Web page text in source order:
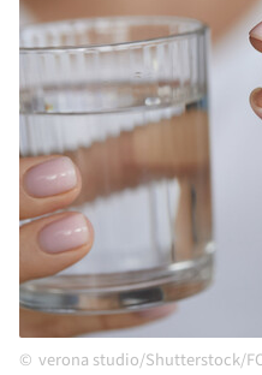
verona studio/Shutterstock/